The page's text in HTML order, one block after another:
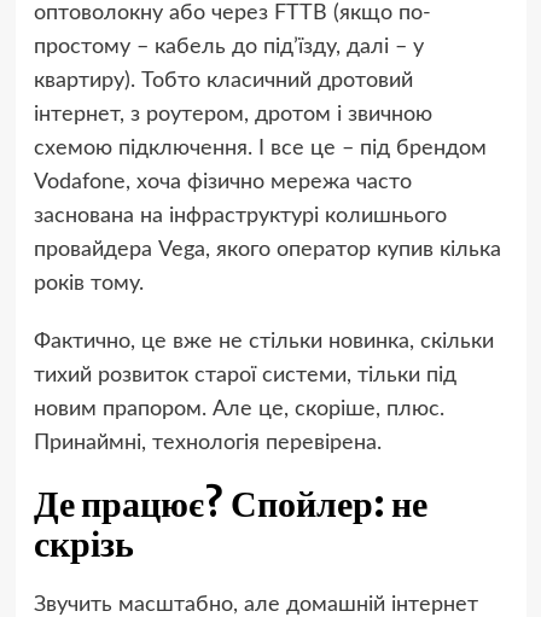
оптоволокну або через FTTB (якщо по-
простому – кабель до під’їзду, далі – у
квартиру). Тобто класичний дротовий
інтернет, з роутером, дротом і звичною
схемою підключення. І все це – під брендом
Vodafone, хоча фізично мережа часто
заснована на інфраструктурі колишнього
провайдера Vega, якого оператор купив кілька
років тому.
Фактично, це вже не стільки новинка, скільки
тихий розвиток старої системи, тільки під
новим прапором. Але це, скоріше, плюс.
Принаймні, технологія перевірена.
Де працює? Спойлер: не
скрізь
Звучить масштабно, але домашній інтернет